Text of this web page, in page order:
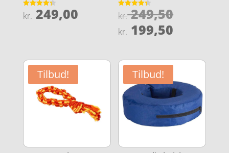
Vurderet
4.3
kr. 249,00
Vurderet
4.3
kr.249,50Den
kr.
kr. 199,50
pris
er:
kr.
Tilbud! Tilbud!